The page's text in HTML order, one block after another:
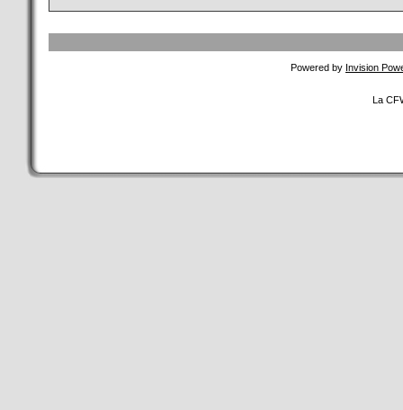
Powered by Invision
La